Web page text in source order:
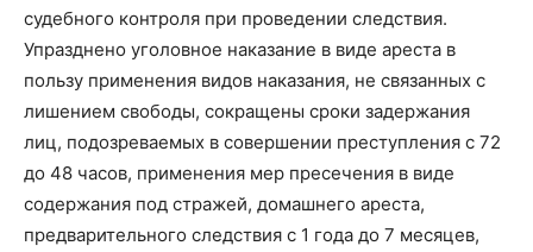
судебного контроля при проведении следствия.
Упразднено уголовное наказание в виде ареста в
пользу применения видов наказания, не связанных с
лишением свободы, сокращены сроки задержания
лиц, подозреваемых в совершении преступления с 72
до 48 часов, применения мер пресечения в виде
содержания под стражей, домашнего ареста,
предварительного следствия с 1 года до 7 месяцев,